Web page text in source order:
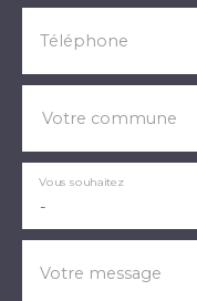
Téléphone
Votre commune
-
Vous souhaitez
Votre message